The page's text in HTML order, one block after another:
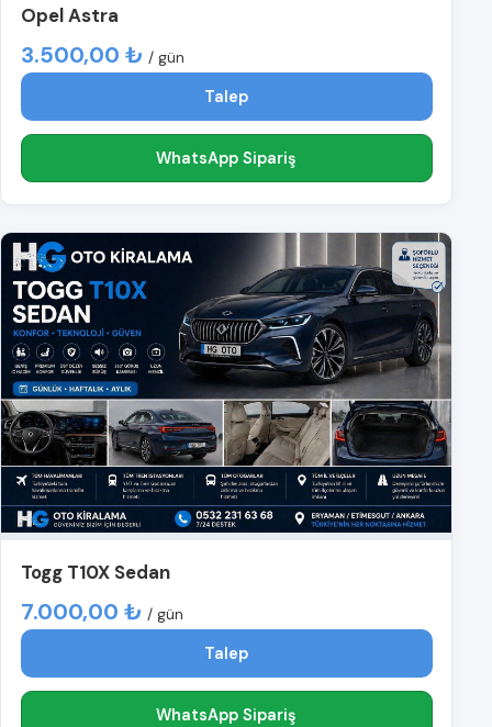
Opel Astra
3.500,00 ₺ / gün
Talep
WhatsApp Sipariş
Togg T10X Sedan
7.000,00 ₺ / gün
Talep
WhatsApp Sipariş